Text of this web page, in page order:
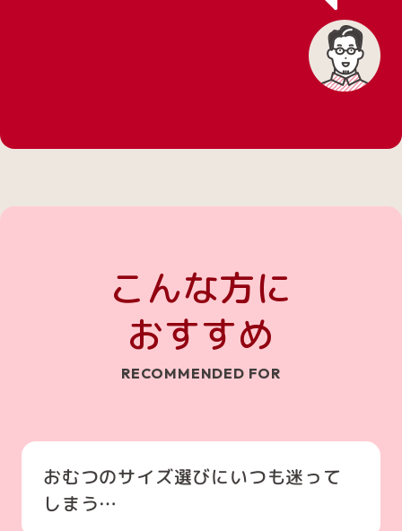
こんな方に
おすすめ
RECOMMENDED FOR
おむつのサイズ選びにいつも迷って
しまう…